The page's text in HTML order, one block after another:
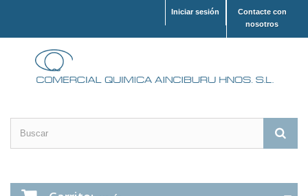
Contacte con
nosotros
Iniciar sesión